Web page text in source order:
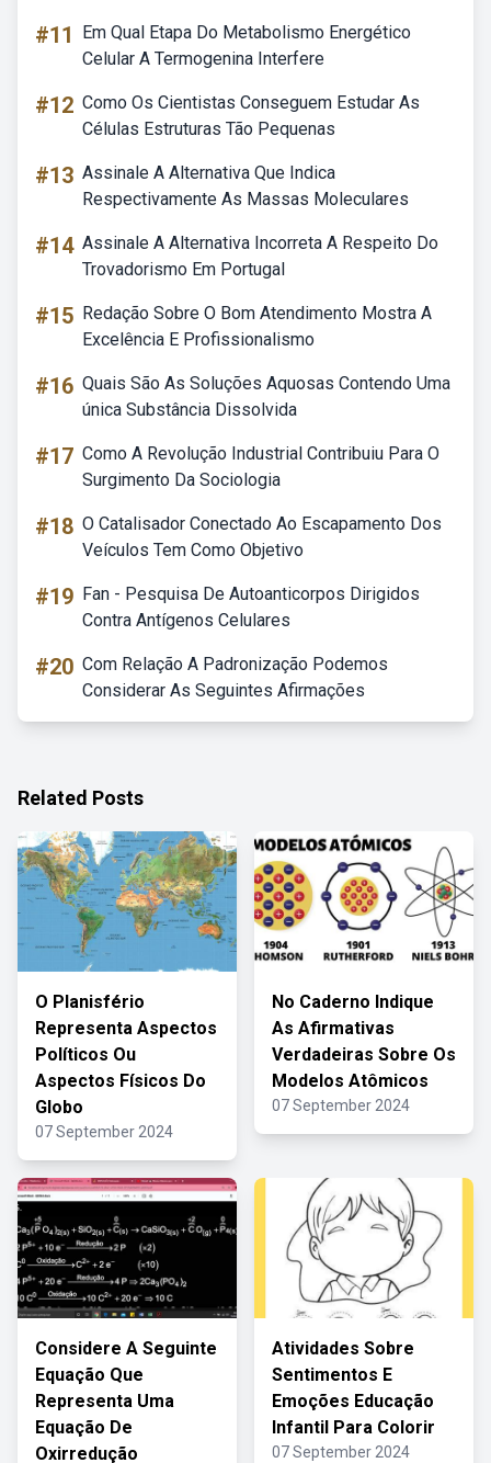
#11
Em Qual Etapa Do Metabolismo Energético
Celular A Termogenina Interfere
#12 Como Os Cientistas Conseguem Estudar As
Células Estruturas Tão Pequenas
#13 Assinale A Alternativa Que Indica
Respectivamente As Massas Moleculares
#14 Assinale A Alternativa Incorreta A Respeito Do
Trovadorismo Em Portugal
#15 Redação Sobre O Bom Atendimento Mostra A
Excelência E Profissionalismo
#16 Quais São As Soluções Aquosas Contendo Uma
única Substância Dissolvida
#17 Como A Revolução Industrial Contribuiu Para O
Surgimento Da Sociologia
#18 O Catalisador Conectado Ao Escapamento Dos
Veículos Tem Como Objetivo
#19 Fan - Pesquisa De Autoanticorpos Dirigidos
Contra Antígenos Celulares
#20 Com Relação A Padronização Podemos
Considerar As Seguintes Afirmações
Related Posts
O Planisfério
Representa Aspectos
Políticos Ou
Aspectos Físicos Do
Globo
07 September 2024
No Caderno Indique
As Afirmativas
Verdadeiras Sobre Os
Modelos Atômicos
07 September 2024
Considere A Seguinte
Equação Que
Representa Uma
Equação De
Oxirredução
Atividades Sobre
Sentimentos E
Emoções Educação
Infantil Para Colorir
07 September 2024